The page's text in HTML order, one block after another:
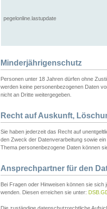
pegelonline.lastupdate
Minderjährigenschutz
Personen unter 18 Jahren dürfen ohne
werden keine personenbezogenen Daten
nicht an Dritte weitergegeben.
Recht auf Auskunft,
Sie haben jederzeit das Recht auf
den Zweck der Datenverarbeitung sowie
Thema personenbezogene Daten können
Ansprechpartner für den
Bei Fragen oder Hinweisen können sie
wenden. Diesen erreichen sie unter: